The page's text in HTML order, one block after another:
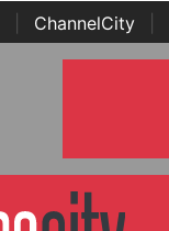
ChannelCity